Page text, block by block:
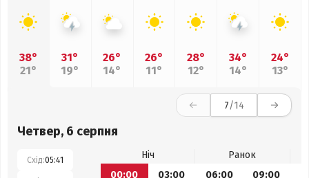
38°
21°
31°
19°
26°
14°
26°
11°
28°
12°
34°
14°
24°
13°
7/14
Четвер, 6 серпня
Схід:05:41 Ніч
Ранок
00:00
03:00 06:00 09:00